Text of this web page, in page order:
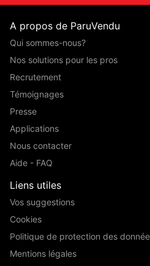
A propos de ParuVendu
Qui sommes-nous?
Nos solutions pour les pros
Recrutement
Témoignages
Presse
Applications
Nous contacter
Aide - FAQ
Liens utiles
Vos suggestions
Cookies
Politique de protection des
Mentions légales